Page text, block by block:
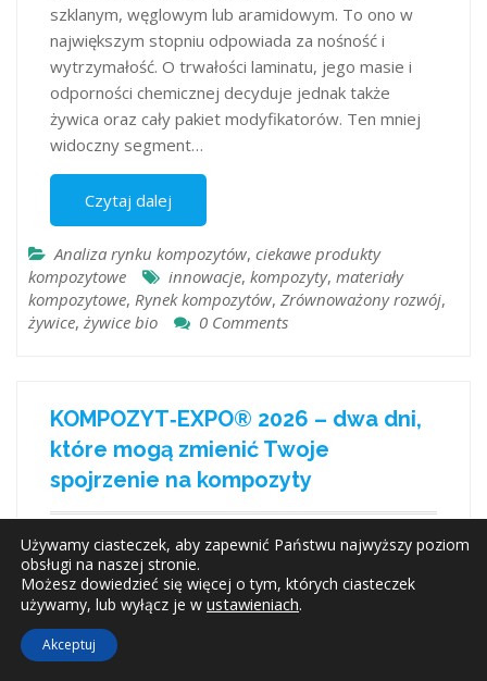
szklanym, węglowym lub aramidowym. To ono w
największym stopniu odpowiada za nośność i
wytrzymałość. O trwałości laminatu, jego masie i
odporności chemicznej decyduje jednak także
żywica oraz cały pakiet modyfikatorów. Ten mniej
widoczny segment…
Czytaj dalej
Analiza rynku kompozytów, ciekawe produkty
kompozytowe
innowacje, kompozyty, materiały
kompozytowe, Rynek kompozytów, Zrównoważony rozwój,
żywice, żywice bio 0 Comments
KOMPOZYT‑EXPO® 2026 – dwa dni,
które mogą zmienić Twoje
spojrzenie na kompozyty
12 kwietnia 2026 Wiktoria Borowicz
Używamy ciasteczek, aby zapewnić Państwu najwyższy poziom
obsługi na naszej stronie.
Możesz dowiedzieć się więcej o tym, których ciasteczek
używamy, lub wyłącz je w ustawieniach.
Akceptuj